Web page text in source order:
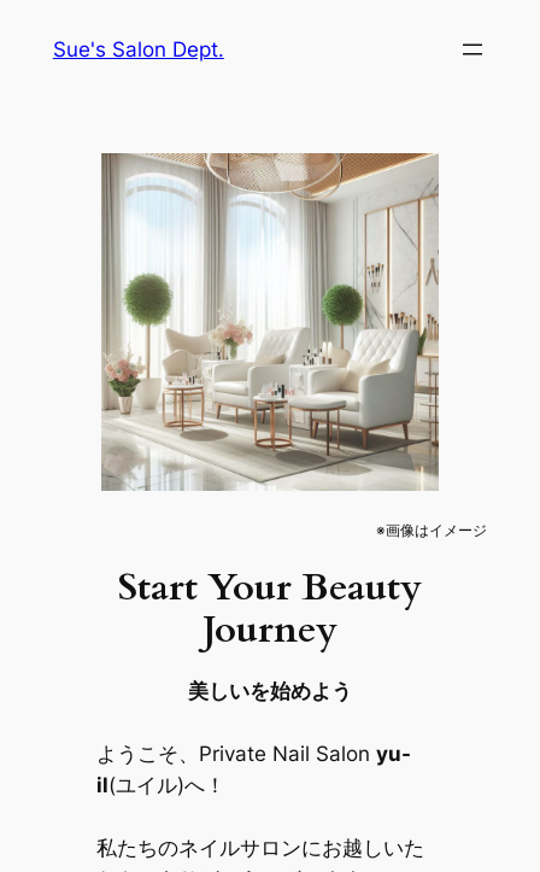
Sue's Salon Dept.
※画像はイメージ
Start Your Beauty
Journey
美しいを始めよう
ようこそ、Private Nail Salon yu-
il(ユイル)へ！
私たちのネイルサロンにお越しいた